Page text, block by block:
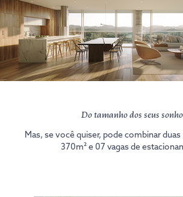
Do tamanho dos seus
Mas, se você quiser, pode combinar
370m² e 07 vagas de